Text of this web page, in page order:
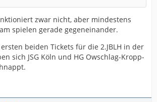
zwar nicht, aber mindestens
spielen gerade gegeneinander.
beiden Tickets für die 2.JBLH in der
sich JSG Köln und HG Owschlag-Kropp-